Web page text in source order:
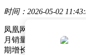
时间：2026-05-02
凤凰网科技讯 （作者/
月销量数据。2026年4
期增长101.7%，实现销